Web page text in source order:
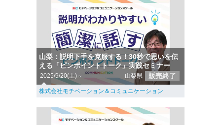
山梨：説明下手を克服する！30秒で思いを伝
える「ピンポイントトーク」実践セミナー
2025/9/20(土)～ 山梨県 販売終了
株式会社モチベーション＆コミュニケーション